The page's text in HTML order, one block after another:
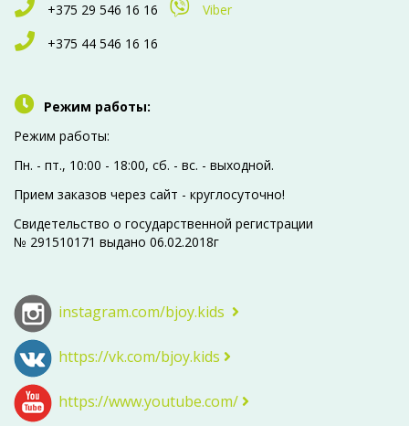
+375 29 546 16 16
Viber
+375 44 546 16 16
Режим работы:
Режим работы:
Пн. - пт., 10:00 - 18:00, сб. - вc. - выходной.
Прием заказов через сайт - круглосуточно!
Свидетельство о государственной регистрации
№ 291510171 выдано 06.02.2018г
instagram.com/bjoy.kids
https://vk.com/bjoy.kids
https://www.youtube.com/